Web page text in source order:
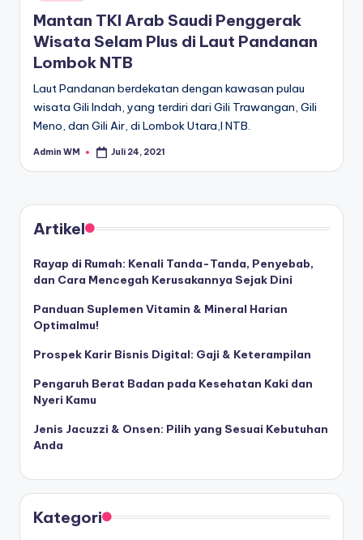
in
Mantan TKI Arab Saudi Penggerak
Wisata Selam Plus di Laut Pandanan
Lombok NTB
Laut Pandanan berdekatan dengan kawasan pulau
wisata Gili Indah, yang terdiri dari Gili Trawangan, Gili
Meno, dan Gili Air, di Lombok Utara,l NTB.
Posted
Admin WM Juli 24, 2021
Artikel
Rayap di Rumah: Kenali Tanda-Tanda, Penyebab,
dan Cara Mencegah Kerusakannya Sejak Dini
Panduan Suplemen Vitamin & Mineral Harian
Optimalmu!
Prospek Karir Bisnis Digital: Gaji & Keterampilan
Pengaruh Berat Badan pada Kesehatan Kaki dan
Nyeri Kamu
Jenis Jacuzzi & Onsen: Pilih yang Sesuai Kebutuhan
Anda
Kategori